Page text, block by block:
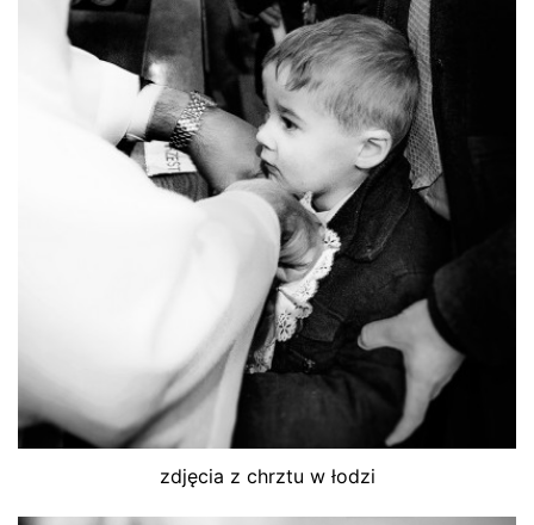
zdjęcia z chrztu w łodzi